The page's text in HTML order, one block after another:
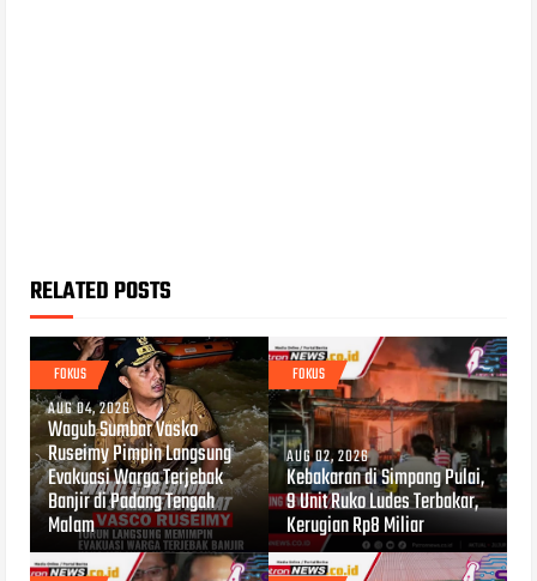
RELATED POSTS
FOKUS
AUG 04, 2026
Wagub Sumbar Vasko
Ruseimy Pimpin Langsung
Evakuasi Warga Terjebak
Banjir di Padang Tengah
Malam
FOKUS
AUG 02, 2026
Kebakaran di Simpang Pulai,
9 Unit Ruko Ludes Terbakar,
Kerugian Rp8 Miliar